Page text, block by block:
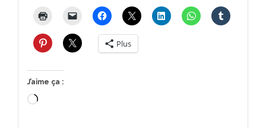
Plus
J’aime ça :
Chargement…